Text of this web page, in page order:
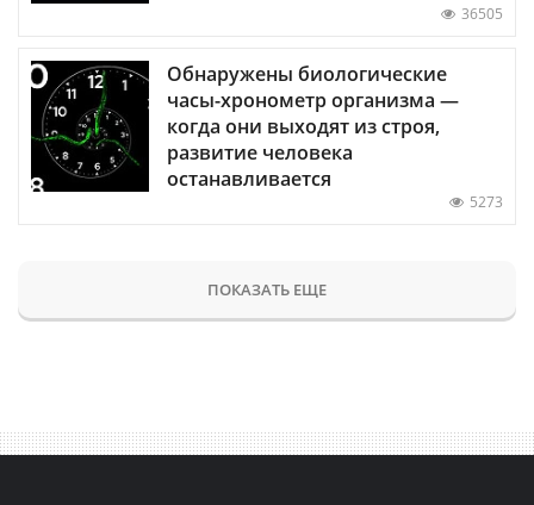
36505
Обнаружены биологические
часы-хронометр организма —
когда они выходят из строя,
развитие человека
останавливается
5273
ПОКАЗАТЬ ЕЩЕ